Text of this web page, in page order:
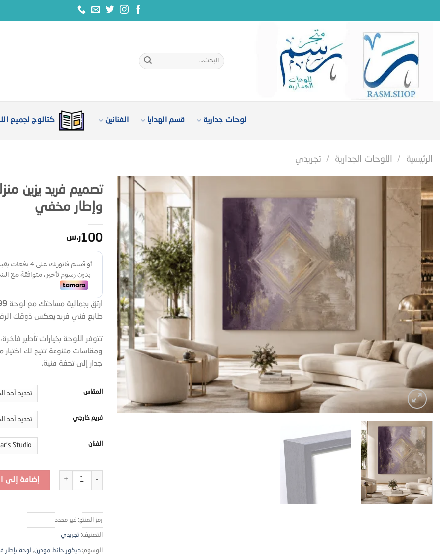
البحث
عن:
لوحات جدارية قسم الهدايا الفنانين كتالوج لجميع
الرئيسية / اللوحات الجدارية / تجريدي
تصميم فريد يزين
وإطار مخفي
100ر.س
ارتقِ بجمالية مساحتك مع لوحة
طابع فني فريد يعكس ذوقك
تتوفر اللوحة بخيارات تأطير
ومقاسات متنوعة تتيح لك اختيار
جدار إلى تحفة فنية.
المقاس
فريم خارجي
الفنان
كمية تصميم فريد يزين منزلك
إضافة إلى
رمز المنتج: غير محدد
التصنيف: تجريدي
الوسوم: ديكور حائط مودرن, لوحة بإطار